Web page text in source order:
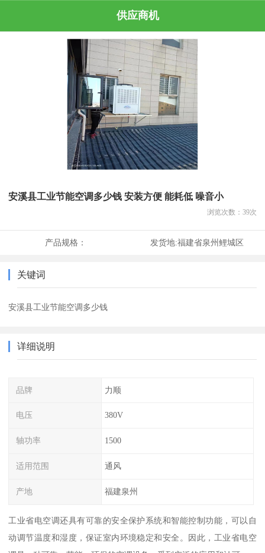
供应商机
安溪县工业节能空调多少钱 安装方便 能耗低 噪音小
浏览次数： 39次
产品规格： 发货地:福建省泉州鲤城区
关键词
安溪县工业节能空调多少钱
详细说明
品牌 力顺
电压 380V
轴功率 1500
适用范围 通风
产地 福建泉州
工业省电空调还具有可靠的安全保护系统和智能控制功能，可以自
动调节温度和湿度，保证室内环境稳定和安全。因此，工业省电空